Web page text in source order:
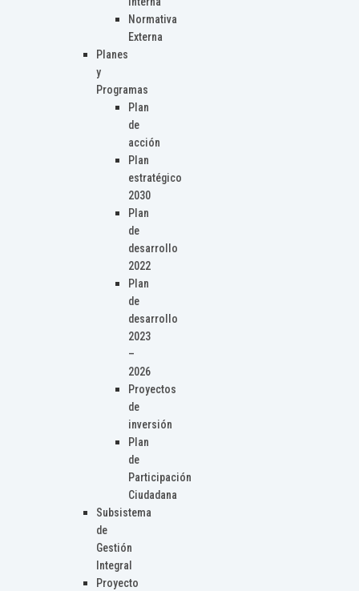
Normativa
Externa
Planes
y
Programas
Plan
de
acción
Plan
estratégico
2030
Plan
de
desarrollo
2022
Plan
de
desarrollo
2023
–
2026
Proyectos
de
inversión
Plan
de
Participación
Ciudadana
Subsistema
de
Gestión
Integral
Proyecto